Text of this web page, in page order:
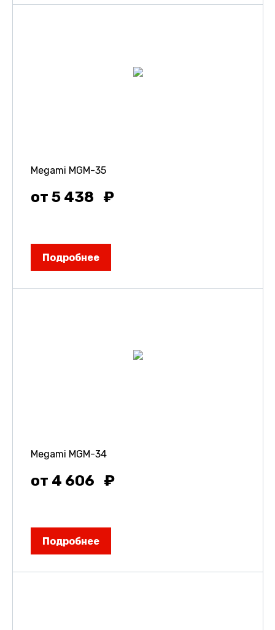
Megami MGM-35
от 5 438
Подробнее
Megami MGM-34
от 4 606
Подробнее